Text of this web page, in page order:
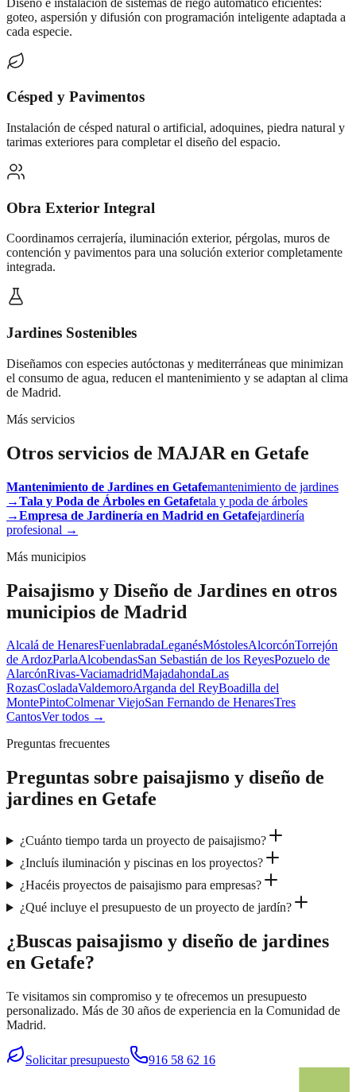
goteo, aspersión y difusión con programación inteligente adaptada a
cada especie.
Césped y Pavimentos
Instalación de césped natural o artificial, adoquines, piedra natural y
tarimas exteriores para completar el diseño del espacio.
Obra Exterior Integral
Coordinamos cerrajería, iluminación exterior, pérgolas, muros de
contención y pavimentos para una solución exterior completamente
integrada.
Jardines Sostenibles
Diseñamos con especies autóctonas y mediterráneas que minimizan
el consumo de agua, reducen el mantenimiento y se adaptan al clima
de Madrid.
Más servicios
Otros servicios de MAJAR en Getafe
Mantenimiento de Jardines en Getafemantenimiento de jardines
→Tala y Poda de Árboles en Getafetala y poda de árboles
→Empresa de Jardinería en Madrid en Getafejardinería
profesional →
Más municipios
Paisajismo y Diseño de Jardines en otros
municipios de Madrid
Alcalá de HenaresFuenlabradaLeganésMóstolesAlcorcónTorrejón
de ArdozParlaAlcobendasSan Sebastián de los ReyesPozuelo de
AlarcónRivas-VaciamadridMajadahondaLas
RozasCosladaValdemoroArganda del ReyBoadilla del
MontePintoColmenar ViejoSan Fernando de HenaresTres
CantosVer todos →
Preguntas frecuentes
Preguntas sobre paisajismo y diseño de
jardines en Getafe
¿Cuánto tiempo tarda un proyecto de paisajismo?
¿Incluís iluminación y piscinas en los proyectos?
¿Hacéis proyectos de paisajismo para empresas?
¿Qué incluye el presupuesto de un proyecto de jardín?
¿Buscas paisajismo y diseño de jardines
en Getafe?
Te visitamos sin compromiso y te ofrecemos un presupuesto
personalizado. Más de 30 años de experiencia en la Comunidad de
Madrid.
Solicitar presupuesto 916 58 62 16